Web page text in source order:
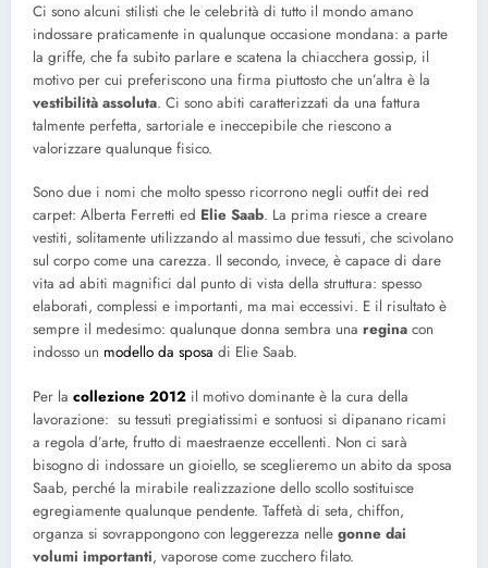
Ci sono alcuni stilisti che le celebrità di tutto il mondo amano
indossare praticamente in qualunque occasione mondana: a parte
la griffe, che fa subito parlare e scatena la chiacchera gossip, il
motivo per cui preferiscono una firma piuttosto che un’altra è la
vestibilità assoluta. Ci sono abiti caratterizzati da una fattura
talmente perfetta, sartoriale e ineccepibile che riescono a
valorizzare qualunque fisico.
Sono due i nomi che molto spesso ricorrono negli outfit dei red
carpet: Alberta Ferretti ed Elie Saab. La prima riesce a creare
vestiti, solitamente utilizzando al massimo due tessuti, che scivolano
sul corpo come una carezza. Il secondo, invece, è capace di dare
vita ad abiti magnifici dal punto di vista della struttura: spesso
elaborati, complessi e importanti, ma mai eccessivi. E il risultato è
sempre il medesimo: qualunque donna sembra una regina con
indosso un modello da sposa di Elie Saab.
Per la collezione 2012 il motivo dominante è la cura della
lavorazione: su tessuti pregiatissimi e sontuosi si dipanano ricami
a regola d’arte, frutto di maestraenze eccellenti. Non ci sarà
bisogno di indossare un gioiello, se sceglieremo un abito da sposa
Saab, perché la mirabile realizzazione dello scollo sostituisce
egregiamente qualunque pendente. Taffetà di seta, chiffon,
organza si sovrappongono con leggerezza nelle gonne dai
volumi importanti, vaporose come zucchero filato.